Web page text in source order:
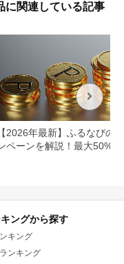
に関連している記事
【2026年最新】ふるなびの
ペーンを解説！最大50%還
ングから探す
キング
ンキング